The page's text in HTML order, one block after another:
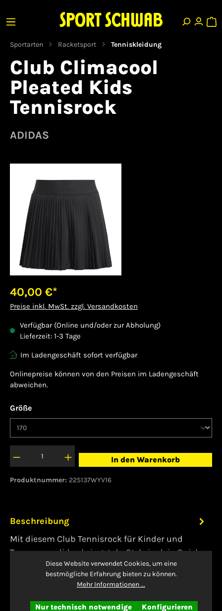
Sportarten Racketsport Tenniskleidung
Club Climacool
Pleated Kids
Tennisrock
ADIDAS
40,00 €*
Preise inkl. MwSt. zzgl. Versandkosten
Verfügbar (Online und/oder zur Abholung)
Lieferzeit: 1-3 Tage
Im Ladengeschäft sofort verfügbar
Onlinepreise können von den Preisen im Ladengeschäft
abweichen.
Größeauswählen
In den Warenkorb
Produktnummer: 225137WYV16
Beschreibung
Mit diesem Club Tennisrock für Kinder und
Teens von adidas bringst du Style in dein Spiel.
Dank des breiten, elastischen Bun…Mehr
Diese Website verwendet Cookies, um eine
bestmögliche Erfahrung bieten zu können.
Mehr Informationen ...
Nur technisch notwendige
Konfigurieren